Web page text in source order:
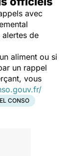
avec
alertes de
aliment ou si
un rappel
vous
CONSO